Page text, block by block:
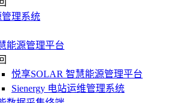
理系统
能源管理平台
悦享SOLAR 智慧能源管理平台
Sienergy 电站运维管理系统